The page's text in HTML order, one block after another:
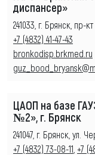
диспансер»
241033, г. Брянск, пр-
+7 (4832) 41-47-43
bronkodisp.brkmed.ru
ЦАОП на базе
№2», г. Брянск
241047, г. Брянск, ул.
+7 (4832) 73-08-11 +7